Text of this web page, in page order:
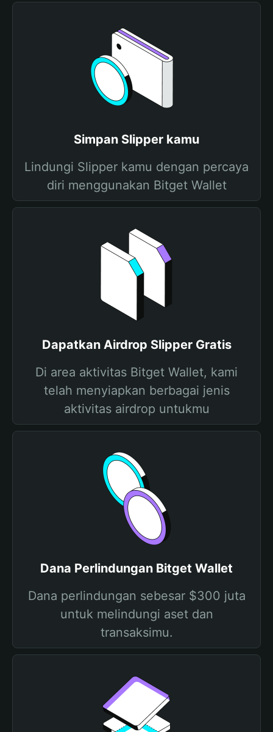
Simpan Slipper kamu
Lindungi Slipper kamu dengan percaya
diri menggunakan Bitget Wallet
Dapatkan Airdrop Slipper Gratis
Di area aktivitas Bitget Wallet, kami
telah menyiapkan berbagai jenis
aktivitas airdrop untukmu
Dana Perlindungan Bitget Wallet
Dana perlindungan sebesar $300 juta
untuk melindungi aset dan
transaksimu.